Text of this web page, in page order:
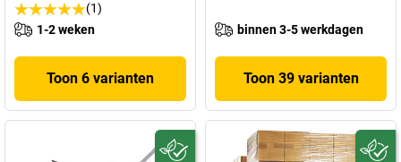
(1)
1-2 weken
Toon 6 varianten
binnen 3-5 werkdagen
Toon 39 varianten